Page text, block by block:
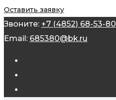
Оставить заявку
Звоните: +7 (4852) 68-53-80
Email: 685380@bk.ru